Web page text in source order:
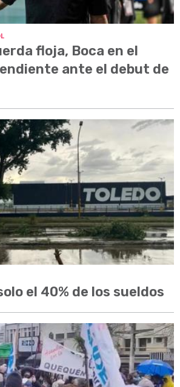
floja, Boca en el
ante el debut de
el 40% de los sueldos